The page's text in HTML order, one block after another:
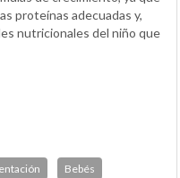
proteínas adecuadas y,
nutricionales del niño que
Bebés